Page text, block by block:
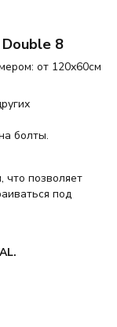
8
от 120х60см
болты.
позволяет
под